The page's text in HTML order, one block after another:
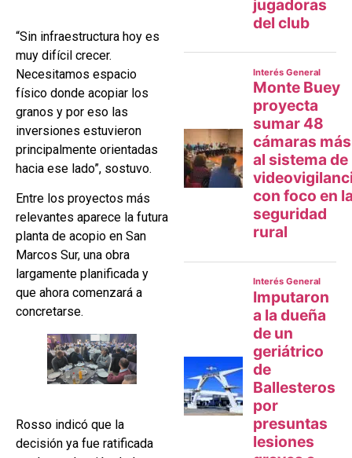
“Sin infraestructura hoy es
muy difícil crecer.
Necesitamos espacio
físico donde acopiar los
granos y por eso las
inversiones estuvieron
principalmente orientadas
hacia ese lado”, sostuvo.
Entre los proyectos más
relevantes aparece la futura
planta de acopio en San
Marcos Sur, una obra
largamente planificada y
que ahora comenzará a
concretarse.
Rosso indicó que la
decisión ya fue ratificada